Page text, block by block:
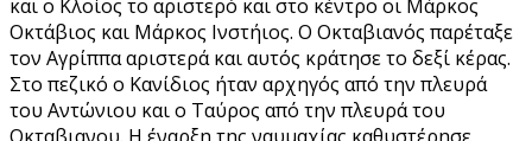
και ο Κλοίος το αριστερό και στο κέντρο οι Μάρκος
Οκτάβιος και Μάρκος Ινστήιος. Ο Οκταβιανός παρέταξε
τον Αγρίππα αριστερά και αυτός κράτησε το δεξί κέρας.
Στο πεζικό ο Κανίδιος ήταν αρχηγός από την πλευρά
του Αντώνιου και ο Ταύρος από την πλευρά του